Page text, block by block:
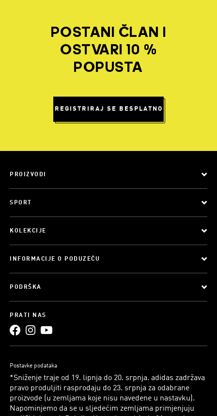
POSTANI ČLAN I
OSTVARI 10 %
POPUSTA
REGISTRIRAJ SE BESPLATNO
PROIZVODI
SPORT
KOLEKCIJE
INFORMACIJE O PODUZEĆU
PODRŠKA
PRATI NAS
Postavke podataka
*Sniženje traje od 19. lipnja do 20. srpnja. adidas zadržava
pravo produljiti rasprodaju do 23. srpnja za odabrane
proizvode (u zemljama koje nisu navedene u nastavku).
Napominjemo da se u sljedećim zemljama primjenjuju